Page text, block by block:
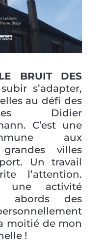
BRUIT DES
s’adapter,
au défi des
Didier
C’est une
aux
villes
Un travail
l’attention.
une activité
abords des
moitié de mon
!